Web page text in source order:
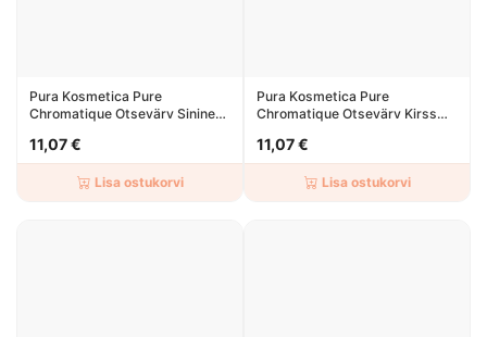
Pura Kosmetica Pure
Chromatique Otsevärv Sinine
11,07 €
Lisa ostukorvi
Pura Kosmetica Pure
Chromatique Otsevärv Kirss
11,07 €
Lisa ostukorvi